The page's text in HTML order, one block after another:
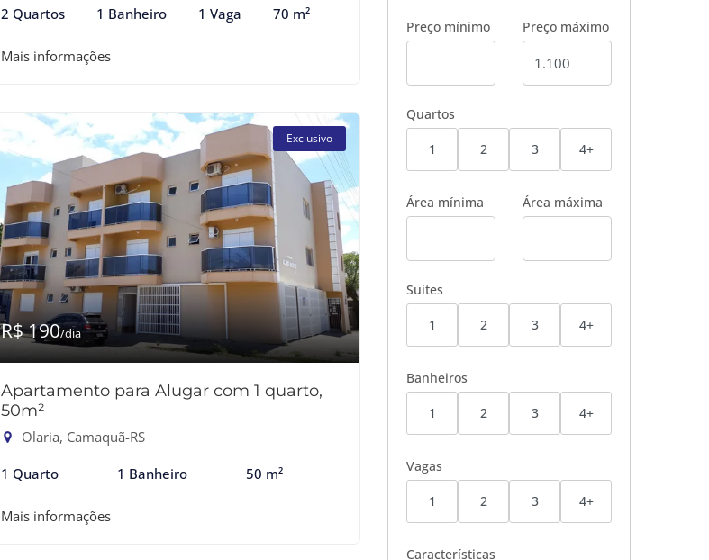
2 Quartos 1 Banheiro 1 Vaga 70 m²
Mais informações
Exclusivo
R$ 190/dia
Apartamento para Alugar com 1 quarto,
50m²
Olaria, Camaquã-RS
1 Quarto 1 Banheiro 50 m²
Mais informações
Preço mínimo Preço máximo
Quartos
1 2 3 4+
Área mínima Área máxima
Suítes
1 2 3 4+
Banheiros
1 2 3 4+
Vagas
1 2 3 4+
Características